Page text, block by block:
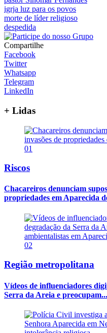
igrja luz para os povos
morte de líder religioso
despedida
Compartilhe
Facebook
Twitter
Whatsapp
Telegram
LinkedIn
+ Lidas
01
Riscos
Chacareiros denunciam
propriedades em Aparecida
02
Região metropolitana
Vídeos de influenciadores
Serra da Areia e preocupam...